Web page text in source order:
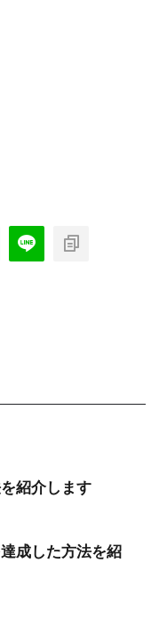
紹介します
成した方法を紹